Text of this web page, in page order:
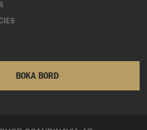
BOKA BORD